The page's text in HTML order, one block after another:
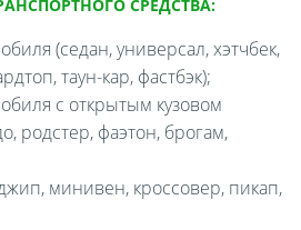
СРЕДСТВА:
(седан, универсал, хэтчбек,
таун-кар, фастбэк);
с открытым кузовом
родстер, фаэтон, брогам,
минивен, кроссовер, пикап,